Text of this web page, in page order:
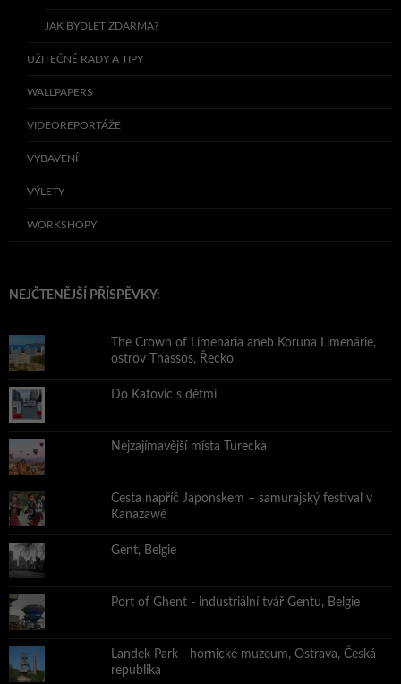
JAK BYDLET ZDARMA?
UŽITEČNÉ RADY A TIPY
WALLPAPERS
VIDEOREPORTÁŽE
VYBAVENÍ
VÝLETY
WORKSHOPY
NEJČTENĚJŠÍ PŘÍSPĚVKY:
The Crown of Limenaria aneb Koruna Limenárie,
ostrov Thassos, Řecko
Do Katovic s dětmi
Nejzajímavější místa Turecka
Cesta napříč Japonskem – samurajský festival v
Kanazawě
Gent, Belgie
Port of Ghent - industriální tvář Gentu, Belgie
Landek Park - hornické muzeum, Ostrava, Česká
republika